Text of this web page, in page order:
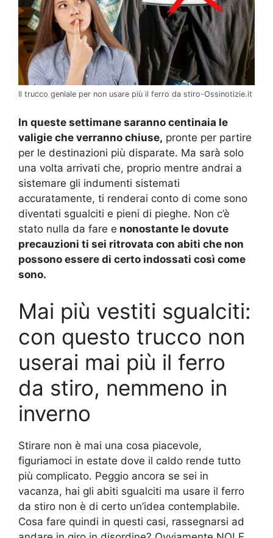
Il trucco geniale per non usare più il ferro da stiro-Ossinotizie.it
In queste settimane saranno centinaia le
valigie che verranno chiuse, pronte per partire
per le destinazioni più disparate. Ma sarà solo
una volta arrivati che, proprio mentre andrai a
sistemare gli indumenti sistemati
accuratamente, ti renderai conto di come sono
diventati sgualciti e pieni di pieghe. Non c’è
stato nulla da fare e nonostante le dovute
precauzioni ti sei ritrovata con abiti che non
possono essere di certo indossati così come
sono.
Mai più vestiti sgualciti:
con questo trucco non
userai mai più il ferro
da stiro, nemmeno in
inverno
Stirare non è mai una cosa piacevole,
figuriamoci in estate dove il caldo rende tutto
più complicato. Peggio ancora se sei in
vacanza, hai gli abiti sgualciti ma usare il ferro
da stiro non è di certo un’idea contemplabile.
Cosa fare quindi in questi casi, rassegnarsi ad